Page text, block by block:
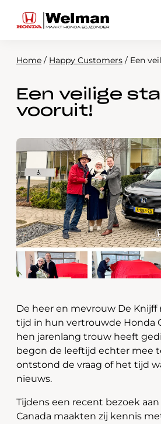
Modellen
Voorraad
Over ons
Webshop
Contact
Plan
Home / Happy Customers / Een
Een veilige
vooruit!
De heer en mevrouw De Knijff
tijd in hun vertrouwde Honda
hen jarenlang trouw heeft
begon de leeftijd echter mee
ontstond de vraag of het tijd
nieuws.
Tijdens een recent bezoek
Canada maakten zij kennis